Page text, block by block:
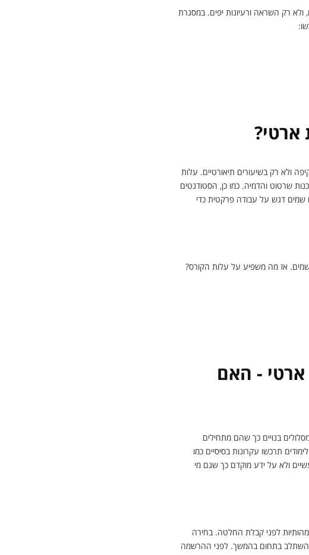
רק השראה ורעיונות יפים. במסגרת
ארטי?
ולא רק בשיעורים תיאורטיים. עלות
שרטוט והדמיה. כמו כן, הסטודנטים
שמים דגש על עבודה פרקטית כדי
אז מה משפיע על עלות הקורס?
ארטי - האם
בנויים כך שהם מתחילים
תרכשו עקרונות בסיסיים כמו
ולא על ידע מוקדם כך שגם מי
מהותיות לפני קבלת החלטה. בחירה
להשתלב בתחום בהמשך. לפני ההרשמה